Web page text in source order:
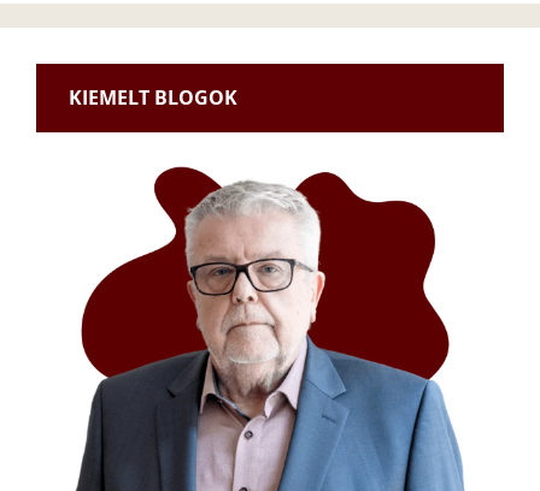
KIEMELT BLOGOK